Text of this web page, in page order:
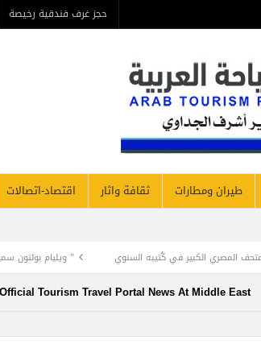
حجز غرف فندقية رخيصة حجز
ثقافة واثار اقتصاد-اتصالات غرف
السنوي ” ويليام بولتون سميث ” مدير عام جديد لمنتجع
News- Official Tourism Travel Portal News At